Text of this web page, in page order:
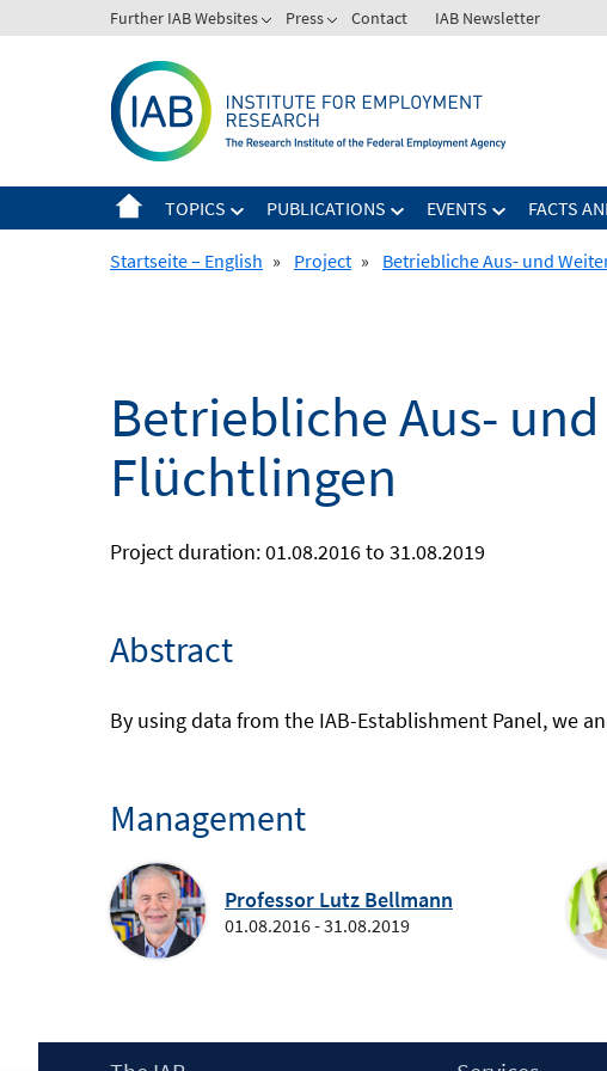
to
Further IAB Websites Press Contact IAB Newsletter
TOPICS PUBLICATIONS EVENTS FACTS
Startseite – English » Project » Betriebliche Aus- und
Betriebliche Aus-
Flüchtlingen
Project duration: 01.08.2016 to 31.08.2019
Abstract
By using data from the IAB-Establishment Panel, we
Management
Professor Lutz Bellmann
01.08.2016 - 31.08.2019